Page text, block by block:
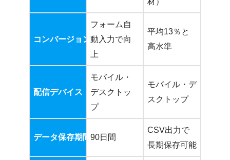
コンバージョン率
フォーム自
動入力で向
上
平均13％と
高水準
配信デバイス
モバイル・
デスクトッ
プ
モバイル・デ
スクトップ
データ保存期間90日間
CSV出力で
長期保存可能